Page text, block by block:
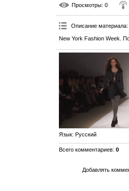
Просмотры: 0
Описание материала:
New York Fashion Week.
Язык: Русский
Всего комментариев: 0
Добавлять